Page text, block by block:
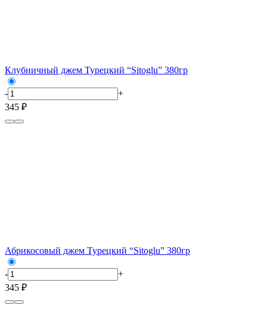
Клубничный джем Турецкий “Sitoglu” 380гр
-
+
345 ₽
Абрикосовый джем Турецкий “Sitoglu” 380гр
-
+
345 ₽